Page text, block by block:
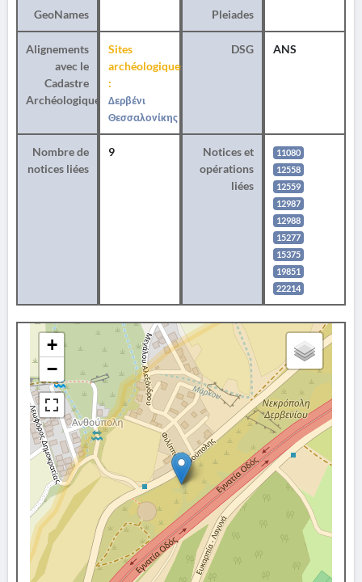
GeoNames Pleiades
Alignements
avec le
Cadastre
Archéologique
Sites
archéologiques
:
Δερβένι
Θεσσαλονίκης
DSG ANS
Nombre de
notices liées
9
Notices et
opérations
liées
11080
12558
12559
12987
12988
15277
15375
19851
22214
+
−